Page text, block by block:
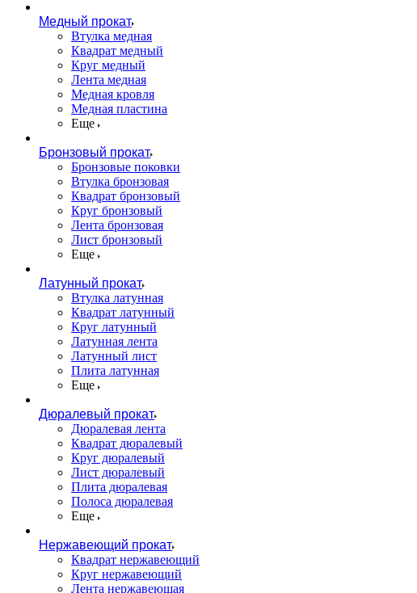
Медный прокат
Втулка медная
Квадрат медный
Круг медный
Лента медная
Медная кровля
Медная пластина
Еще
Бронзовый прокат
Бронзовые поковки
Втулка бронзовая
Квадрат бронзовый
Круг бронзовый
Лента бронзовая
Лист бронзовый
Еще
Латунный прокат
Втулка латунная
Квадрат латунный
Круг латунный
Латунная лента
Латунный лист
Плита латунная
Еще
Дюралевый прокат
Дюралевая лента
Квадрат дюралевый
Круг дюралевый
Лист дюралевый
Плита дюралевая
Полоса дюралевая
Еще
Нержавеющий прокат
Квадрат нержавеющий
Круг нержавеющий
Лента нержавеющая